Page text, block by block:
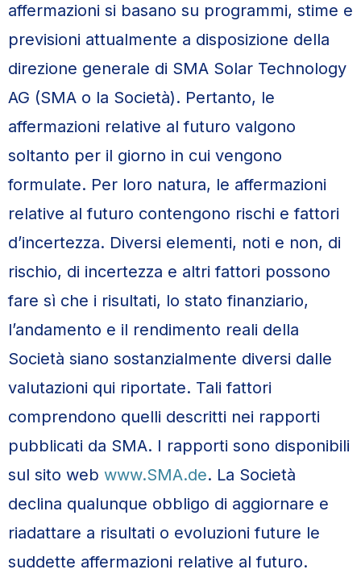
affermazioni si basano su programmi, stime e
previsioni attualmente a disposizione della
direzione generale di SMA Solar Technology
AG (SMA o la Società). Pertanto, le
affermazioni relative al futuro valgono
soltanto per il giorno in cui vengono
formulate. Per loro natura, le affermazioni
relative al futuro contengono rischi e fattori
d’incertezza. Diversi elementi, noti e non, di
rischio, di incertezza e altri fattori possono
fare sì che i risultati, lo stato finanziario,
l’andamento e il rendimento reali della
Società siano sostanzialmente diversi dalle
valutazioni qui riportate. Tali fattori
comprendono quelli descritti nei rapporti
pubblicati da SMA. I rapporti sono disponibili
sul sito web www.SMA.de. La Società
declina qualunque obbligo di aggiornare e
riadattare a risultati o evoluzioni future le
suddette affermazioni relative al futuro.